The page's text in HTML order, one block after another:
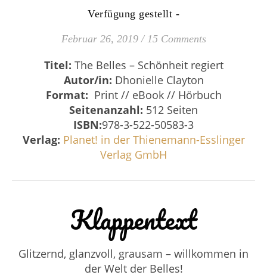
Verfügung gestellt -
Februar 26, 2019 / 15 Comments
Titel: The Belles – Schönheit regiert
Autor/in: Dhonielle Clayton
Format: Print // eBook // Hörbuch
Seitenanzahl: 512 Seiten
ISBN:978-3-522-50583-3
Verlag: Planet! in der Thienemann-Esslinger
Verlag GmbH
Klappentext
Glitzernd, glanzvoll, grausam – willkommen in
der Welt der Belles!